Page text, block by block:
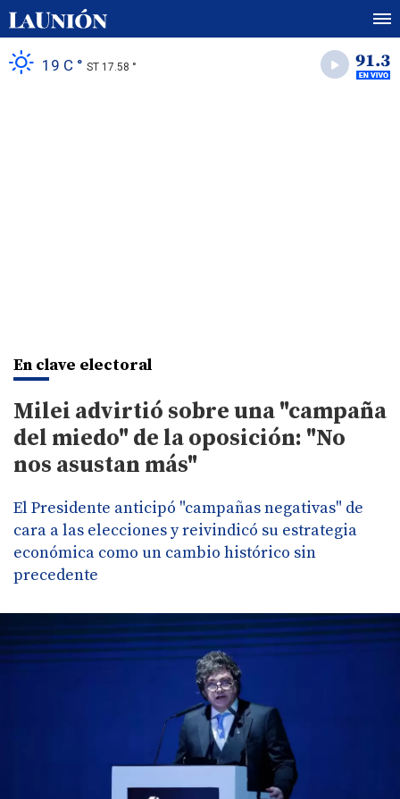
19 C ° ST 17.58 °
En clave electoral
Milei advirtió sobre una "campaña
del miedo" de la oposición: "No
nos asustan más"
El Presidente anticipó "campañas negativas" de
cara a las elecciones y reivindicó su estrategia
económica como un cambio histórico sin
precedente